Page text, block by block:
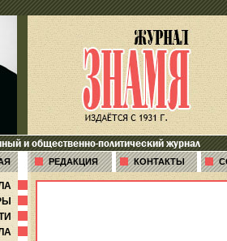
и общественно-политический журнал
РЕДАКЦИЯ КОНТАКТЫ